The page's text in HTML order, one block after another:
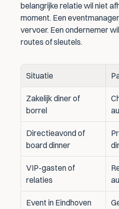
belangrijke relatie wil niet
moment. Een
vervoer. Een ondernemer
routes of sleutels.
Situatie
Zakelijk diner of
borrel
Directieavond of
board dinner
VIP-gasten of
relaties
Event in Eindhoven